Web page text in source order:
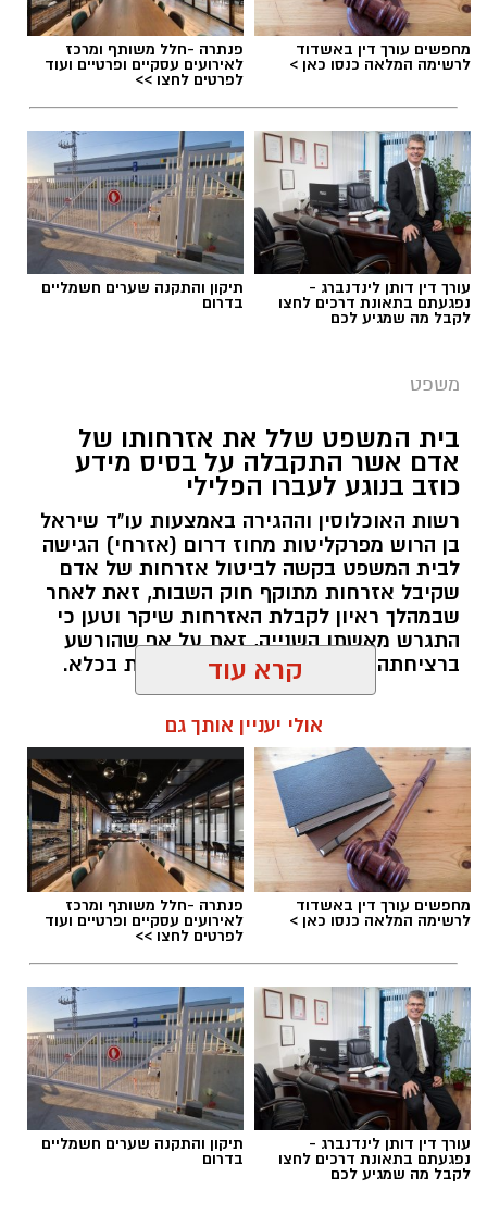
מחפשים עורך דין באשדוד
לרשימה המלאה כנסו כאן >
פנתרה -חלל משותף ומרכז
לאירועים עסקיים ופרטיים ועוד
לפרטים לחצו >>
עורך דין דותן לינדנברג -
נפגעתם בתאונת דרכים לחצו
לקבל מה שמגיע לכם
תיקון והתקנה שערים חשמליים
בדרום
משפט
בית המשפט שלל את אזרחותו של
אדם אשר התקבלה על בסיס מידע
כוזב בנוגע לעברו הפלילי
רשות האוכלוסין וההגירה באמצעות עו"ד שיראל
בן הרוש מפרקליטות מחוז דרום (אזרחי) הגישה
לבית המשפט בקשה לביטול אזרחות של אדם
שקיבל אזרחות מתוקף חוק השבות, זאת לאחר
שבמהלך ראיון לקבלת האזרחות שיקר וטען כי
התגרש מאשתו השנייה, זאת על אף שהורשע
ברציחתה וישב תקופת מאסר ממושכת בכלא.
תגים:פלילי
קרא עוד
אולי יעניין אותך גם
מחפשים עורך דין באשדוד
לרשימה המלאה כנסו כאן >
פנתרה -חלל משותף ומרכז
לאירועים עסקיים ופרטיים ועוד
לפרטים לחצו >>
עורך דין דותן לינדנברג -
נפגעתם בתאונת דרכים לחצו
לקבל מה שמגיע לכם
תיקון והתקנה שערים חשמליים
בדרום